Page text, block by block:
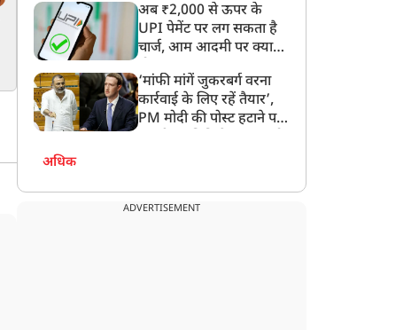
‘द अलायंस’ के सेट पर सीमा
के जाने पर टूटे सोहेल खान,
भाई को संभालने पहुंचे
सलमान!
इरफान खान की पत्नी सुतापा
सिकदर ने जेन जी को दी
अपमान, बोलीं- गाली देने की
आदत बदलने की जरूरत
अब ₹2,000 से ऊपर के
UPI पेमेंट पर लग सकता है
चार्ज, आम आदमी पर क्या
‘मांफी मांगें जुकरबर्ग वरना
कार्रवाई के लिए रहें तैयार’,
PM मोदी की पोस्ट हटाने पर
अधिक
ADVERTISEMENT